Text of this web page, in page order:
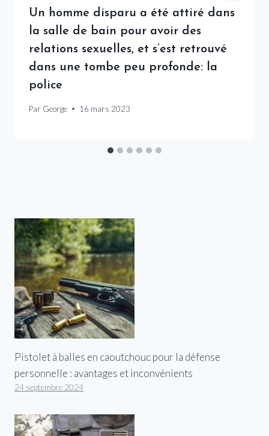
Un homme disparu a été attiré dans
la salle de bain pour avoir des
relations sexuelles, et s’est retrouvé
dans une tombe peu profonde: la
police
Par George 16 mars 2023
Pistolet à balles en caoutchouc pour la défense
personnelle : avantages et inconvénients
24 septembre 2024